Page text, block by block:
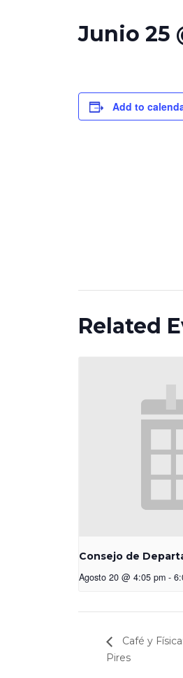
Junio 25
Add to
Related
Consejo de
Agosto 20 @ 4:05 pm -
Café y
Pires